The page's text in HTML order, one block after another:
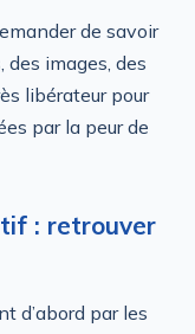
de savoir
des images, des
libérateur pour
par la peur de
: retrouver
d’abord par les